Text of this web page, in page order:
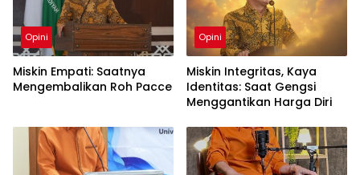
Opini
Miskin Empati: Saatnya
Mengembalikan Roh Pacce
Opini
Miskin Integritas, Kaya
Identitas: Saat Gengsi
Menggantikan Harga Diri